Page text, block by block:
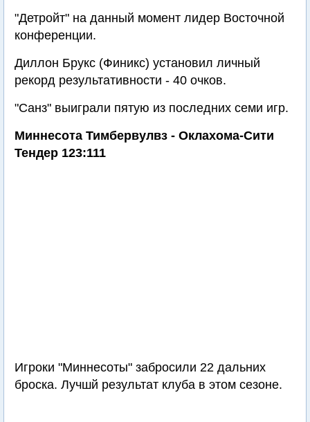
"Детройт" на данный момент лидер Восточной
конференции.
Диллон Брукс (Финикс) установил личный
рекорд результативности - 40 очков.
"Санз" выиграли пятую из последних семи игр.
Миннесота Тимбервулвз - Оклахома-Сити
Тендер 123:111
Игроки "Миннесоты" забросили 22 дальних
броска. Лучшй результат клуба в этом сезоне.